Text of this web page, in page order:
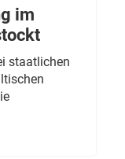
im
staatlichen